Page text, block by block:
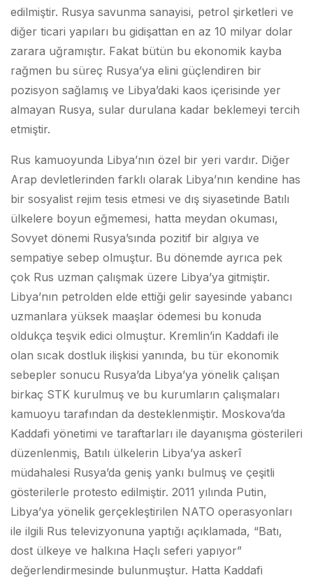
edilmiştir. Rusya savunma sanayisi, petrol şirketleri ve
diğer ticari yapıları bu gidişattan en az 10 milyar dolar
zarara uğramıştır. Fakat bütün bu ekonomik kayba
rağmen bu süreç Rusya’ya elini güçlendiren bir
pozisyon sağlamış ve Libya’daki kaos içerisinde yer
almayan Rusya, sular durulana kadar beklemeyi tercih
etmiştir.
Rus kamuoyunda Libya’nın özel bir yeri vardır. Diğer
Arap devletlerinden farklı olarak Libya’nın kendine has
bir sosyalist rejim tesis etmesi ve dış siyasetinde Batılı
ülkelere boyun eğmemesi, hatta meydan okuması,
Sovyet dönemi Rusya’sında pozitif bir algıya ve
sempatiye sebep olmuştur. Bu dönemde ayrıca pek
çok Rus uzman çalışmak üzere Libya’ya gitmiştir.
Libya’nın petrolden elde ettiği gelir sayesinde yabancı
uzmanlara yüksek maaşlar ödemesi bu konuda
oldukça teşvik edici olmuştur. Kremlin’in Kaddafi ile
olan sıcak dostluk ilişkisi yanında, bu tür ekonomik
sebepler sonucu Rusya’da Libya’ya yönelik çalışan
birkaç STK kurulmuş ve bu kurumların çalışmaları
kamuoyu tarafından da desteklenmiştir. Moskova’da
Kaddafi yönetimi ve taraftarları ile dayanışma gösterileri
düzenlenmiş, Batılı ülkelerin Libya’ya askerî
müdahalesi Rusya’da geniş yankı bulmuş ve çeşitli
gösterilerle protesto edilmiştir. 2011 yılında Putin,
Libya’ya yönelik gerçekleştirilen NATO operasyonları
ile ilgili Rus televizyonuna yaptığı açıklamada, “Batı,
dost ülkeye ve halkına Haçlı seferi yapıyor”
değerlendirmesinde bulunmuştur. Hatta Kaddafi